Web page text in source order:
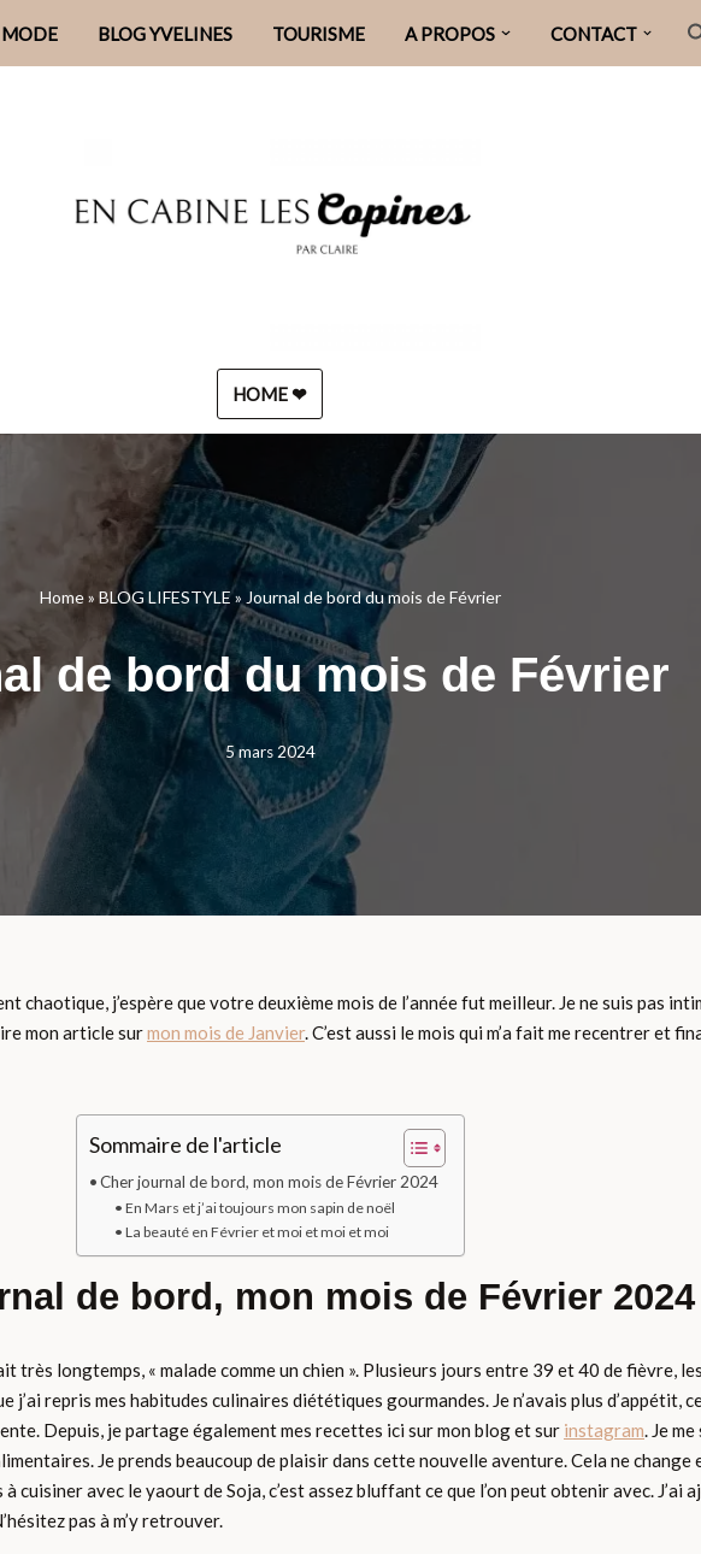
MODE BLOG YVELINES TOURISME A PROPOS CONTACT
HOME ❤︎
Home» BLOG LIFESTYLE» Journal de bord du mois de Février
de bord du mois de Février
5 mars 2024
j’espère que votre deuxième mois de l’année fut meilleur. Je ne suis pas
mon article surmon mois de Janvier. C’est aussi le mois qui m’a fait me recentrer et
Sommaire de l'article
Cher journal de bord, mon mois de Février 2024
En Mars et j’ai toujours mon sapin de noël
La beauté en Février et moi et moi et moi
de bord, mon mois de Février 2024
très longtemps, « malade comme un chien ». Plusieurs jours entre 39 et 40 de fièvre,
j’ai repris mes habitudes culinaires diététiques gourmandes. Je n’avais plus d’appétit,
Depuis, je partage également mes recettes ici sur mon blog et sur instagram. Je
Je prends beaucoup de plaisir dans cette nouvelle aventure. Cela ne change
à cuisiner avec le yaourt de Soja, c’est assez bluffant ce que l’on peut obtenir avec.
pas à m’y retrouver.